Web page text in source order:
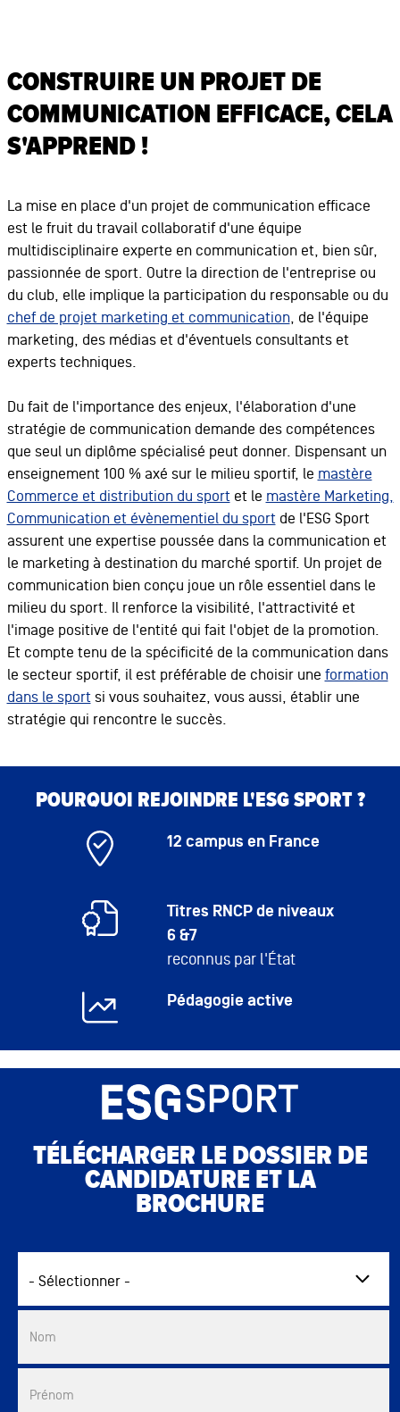
CONSTRUIRE UN PROJET DE
COMMUNICATION EFFICACE, CELA
S'APPREND !
La mise en place d'un projet de communication efficace
est le fruit du travail collaboratif d'une équipe
multidisciplinaire experte en communication et, bien sûr,
passionnée de sport. Outre la direction de l'entreprise ou
du club, elle implique la participation du responsable ou du
chef de projet marketing et communication, de l'équipe
marketing, des médias et d'éventuels consultants et
experts techniques.
Du fait de l'importance des enjeux, l'élaboration d'une
stratégie de communication demande des compétences
que seul un diplôme spécialisé peut donner. Dispensant un
enseignement 100 % axé sur le milieu sportif, le mastère
Commerce et distribution du sportet le mastère Marketing,
Communication et évènementiel du sportde l'ESG Sport
assurent une expertise poussée dans la communication et
le marketing à destination du marché sportif. Un projet de
communication bien conçu joue un rôle essentiel dans le
milieu du sport. Il renforce la visibilité, l'attractivité et
l'image positive de l'entité qui fait l'objet de la promotion.
Et compte tenu de la spécificité de la communication dans
le secteur sportif, il est préférable de choisir une formation
dans le sportsi vous souhaitez, vous aussi, établir une
stratégie qui rencontre le succès.
POURQUOI REJOINDRE L'ESG SPORT ?
12 campus en France
Titres RNCP de niveaux
6 &7
reconnus par l'État
Pédagogie active
TÉLÉCHARGER LE DOSSIER DE
CANDIDATURE ET LA
BROCHURE
Nom
Prénom